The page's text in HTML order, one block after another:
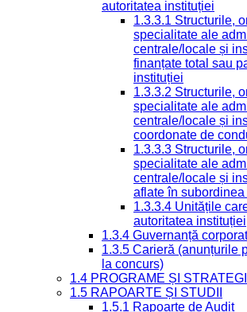
autoritatea instituției
1.3.3.1 Structurile,
specialitate ale
centrale/locale și
finanțate total sau
instituției
1.3.3.2 Structurile,
specialitate ale
centrale/locale și
coordonate de
1.3.3.3 Structurile,
specialitate ale
centrale/locale și
aflate în
1.3.3.4 Unitățile
autoritatea instituției
1.3.4 Guvernanță
1.3.5 Carieră (anunțurile
la concurs)
1.4 PROGRAME ȘI STRATEGII
1.5 RAPOARTE ȘI STUDII
1.5.1 Rapoarte de Audit